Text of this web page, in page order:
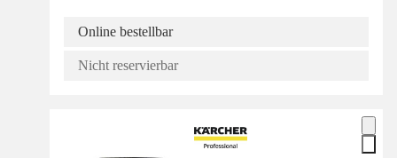
Online bestellbar
Nicht reservierbar